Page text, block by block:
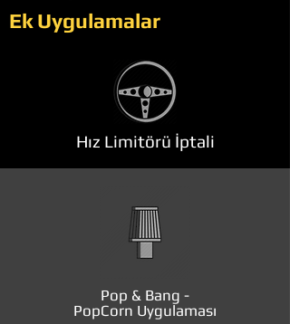
Ek Uygulamalar
Hız Limitörü İptali
Pop & Bang -
PopCorn Uygulaması